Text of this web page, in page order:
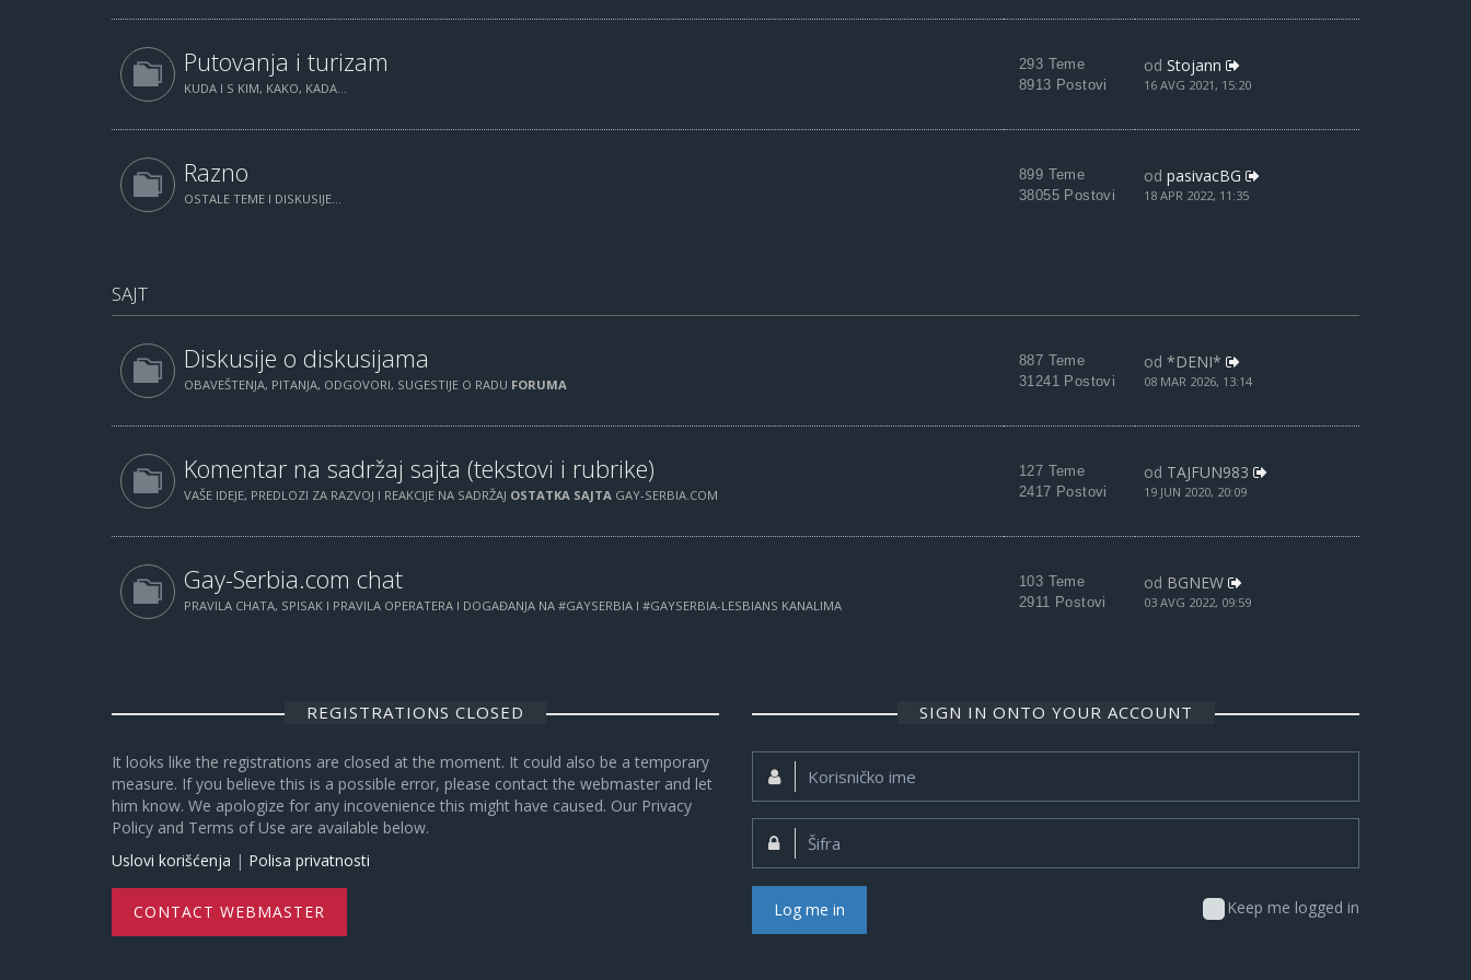
Putovanja i turizam
KUDA I S KIM, KAKO, KADA...
293 Teme
8913 Postovi
od Stojann
16 AVG 2021, 15:20
Razno
OSTALE TEME I DISKUSIJE...
899 Teme
38055 Postovi
od pasivacBG
18 APR 2022, 11:35
SAJT
Diskusije o diskusijama
OBAVEŠTENJA, PITANJA, ODGOVORI, SUGESTIJE O RADU FORUMA
887 Teme
31241 Postovi
od *DENI*
08 MAR 2026, 13:14
Komentar na sadržaj sajta (tekstovi i rubrike)
VAŠE IDEJE, PREDLOZI ZA RAZVOJ I REAKCIJE NA SADRŽAJ OSTATKA SAJTA GAY-SERBIA.COM
127 Teme
2417 Postovi
od TAJFUN983
19 JUN 2020, 20:09
Gay-Serbia.com chat
PRAVILA CHATA, SPISAK I PRAVILA OPERATERA I DOGAĐANJA NA #GAYSERBIA I #GAYSERBIA-LESBIANS KANALIMA
103 Teme
2911 Postovi
od BGNEW
03 AVG 2022, 09:59
REGISTRATIONS CLOSED
It looks like the registrations are closed at the moment. It could also be a temporary
measure. If you believe this is a possible error, please contact the webmaster and let
him know. We apologize for any incovenience this might have caused. Our Privacy
Policy and Terms of Use are available below.
Uslovi korišćenja | Polisa privatnosti
CONTACT WEBMASTER
SIGN IN ONTO YOUR ACCOUNT
Korisničko
Šifra:
Keep me logged in
Log me in